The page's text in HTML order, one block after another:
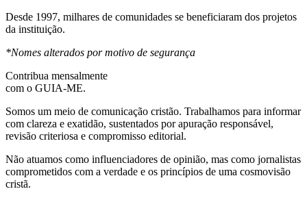
Desde 1997, milhares de comunidades se beneficiaram dos projetos
da instituição.
*Nomes alterados por motivo de segurança
Contribua mensalmente
com o GUIA-ME.
Somos um meio de comunicação cristão. Trabalhamos para informar
com clareza e exatidão, sustentados por apuração responsável,
revisão criteriosa e compromisso editorial.
Não atuamos como influenciadores de opinião, mas como jornalistas
comprometidos com a verdade e os princípios de uma cosmovisão
cristã.